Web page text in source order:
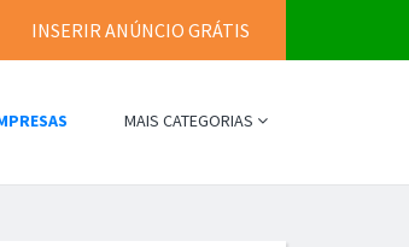
INSERIR ANÚNCIO GRÁTIS
MAIS CATEGORIAS